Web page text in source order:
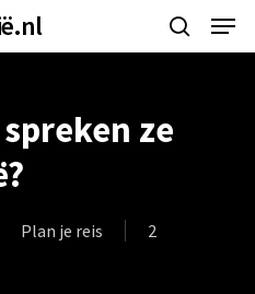
zoeken
Menu
ze
Plan je reis
2